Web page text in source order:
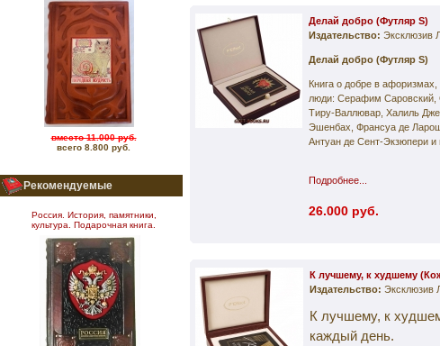
вместо 11.000 руб.
всего 8.800 руб.
Рекомендуемые
Россия. История, памятники,
культура. Подарочная книга.
Делай добро (Футляр S)
Издательство: Эксклюзив
Делай добро (Футляр S)
Книга о добре в
люди: Серафим Саровский,
Тиру-Валлювар, Халиль
Эшенбах, Франсуа де
Антуан де Сент-Экзюпери и
Подробнее...
26.000 руб.
К лучшему, к худшему
Издательство: Эксклюзив
К лучшему, к
каждый день.